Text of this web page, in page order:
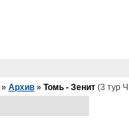
» Архив » Томь - Зенит (3 тур